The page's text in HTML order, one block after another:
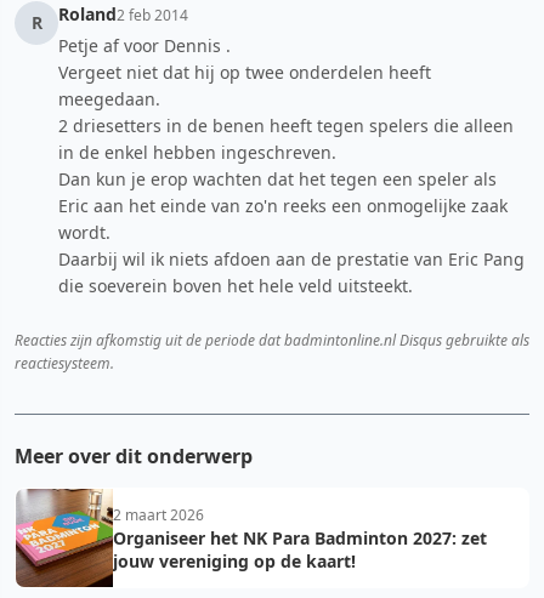
R
Roland2 feb 2014
Petje af voor Dennis .
Vergeet niet dat hij op twee onderdelen heeft
meegedaan.
2 driesetters in de benen heeft tegen spelers die alleen
in de enkel hebben ingeschreven.
Dan kun je erop wachten dat het tegen een speler als
Eric aan het einde van zo'n reeks een onmogelijke zaak
wordt.
Daarbij wil ik niets afdoen aan de prestatie van Eric Pang
die soeverein boven het hele veld uitsteekt.
Reacties zijn afkomstig uit de periode dat badmintonline.nl Disqus gebruikte als
reactiesysteem.
Meer over dit onderwerp
2 maart 2026
Organiseer het NK Para Badminton 2027: zet
jouw vereniging op de kaart!